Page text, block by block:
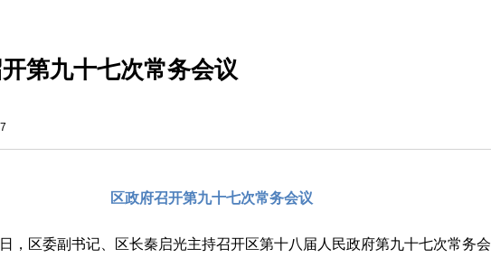
第九十七次常务会议
区政府召开第九十七次常务会议
，区委副书记、区长秦启光主持召开区第十八届人民政府第九十七次常务会